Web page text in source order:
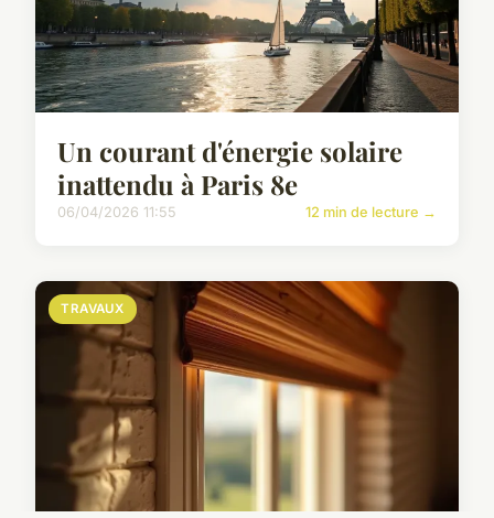
Un courant d'énergie solaire
inattendu à Paris 8e
06/04/2026 11:55 12 min de lecture →
TRAVAUX